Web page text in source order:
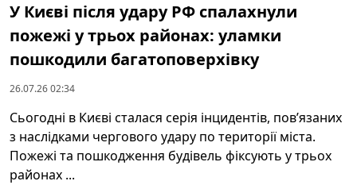
У Києві після удару РФ спалахнули
пожежі у трьох районах: уламки
пошкодили багатоповерхівку
26.07.26 02:34
Сьогодні в Києві сталася серія інцидентів, пов’язаних
з наслідками чергового удару по території міста.
Пожежі та пошкодження будівель фіксують у трьох
районах ...